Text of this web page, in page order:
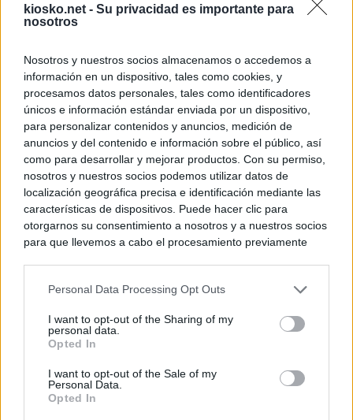
kiosko.net - Su privacidad es importante para
nosotros
Nosotros y nuestros socios almacenamos o accedemos a
información en un dispositivo, tales como cookies, y
procesamos datos personales, tales como identificadores
únicos e información estándar enviada por un dispositivo,
para personalizar contenidos y anuncios, medición de
anuncios y del contenido e información sobre el público, así
como para desarrollar y mejorar productos. Con su permiso,
nosotros y nuestros socios podemos utilizar datos de
localización geográfica precisa e identificación mediante las
características de dispositivos. Puede hacer clic para
otorgarnos su consentimiento a nosotros y a nuestros socios
para que llevemos a cabo el procesamiento previamente
negar su consentimiento. Tenga en cuenta que algún
de su consentimiento, pero usted tiene el derecho de
rechazar tal procesamiento. Sus preferencias se aplicarán
cualquier momento entrando de nuevo en este sitio web o
visitando nuestra política de privacidad.
Personal Data Processing Opt Outs
I want to opt-out of the Sharing of my
personal data.
Opted In
I want to opt-out of the Sale of my
Personal Data.
Opted In